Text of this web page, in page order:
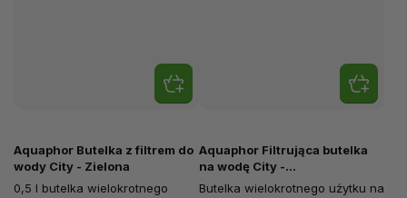
Aquaphor Butelka z filtrem do
wody City - Zielona
0,5 l butelka wielokrotnego
Aquaphor Filtrująca butelka
na wodę City -
Ciemnoniebieska
Butelka wielokrotnego użytku na